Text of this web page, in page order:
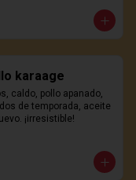
karaage
caldo, pollo apanado,
de temporada, aceite
¡irresistible!